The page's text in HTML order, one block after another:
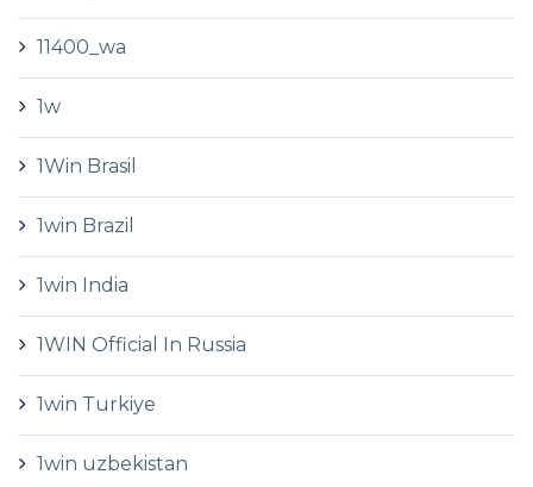
11400_wa
1w
1Win Brasil
1win Brazil
1win India
1WIN Official In Russia
1win Turkiye
1win uzbekistan